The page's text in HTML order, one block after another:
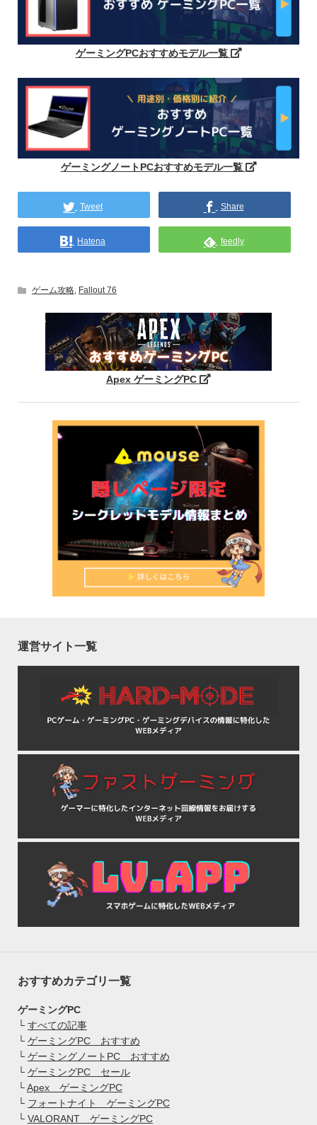
ゲーミングPCおすすめモデル一覧
ゲーミングノートPCおすすめモデル一覧
Tweet Share
Hatena feedly
ゲーム攻略, Fallout 76
Apex ゲーミングPC
運営サイト一覧
おすすめカテゴリ一覧
ゲーミングPC
└ すべての記事
└ ゲーミングPC おすすめ
└ ゲーミングノートPC おすすめ
└ ゲーミングPC セール
└Apex ゲーミングPC
└ フォートナイト ゲーミングPC
└ VALORANT ゲーミングPC